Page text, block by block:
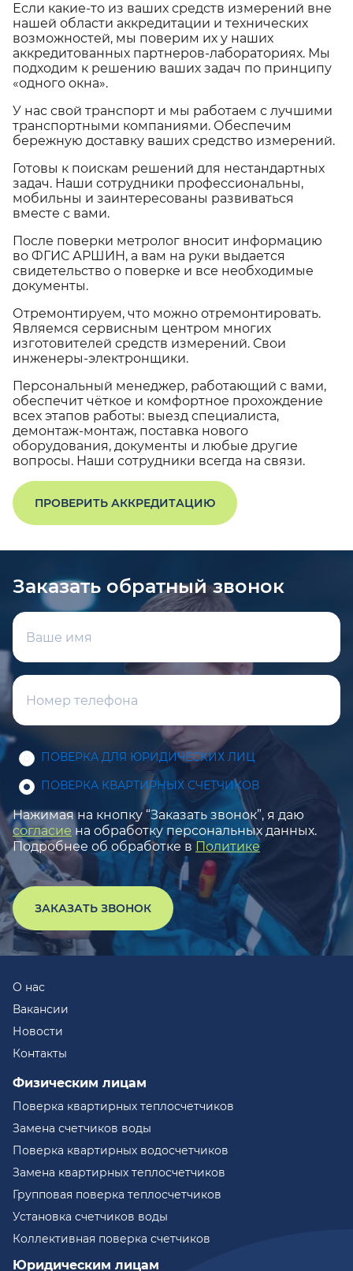
Если какие-то из ваших средств измерений вне
нашей области аккредитации и технических
возможностей, мы поверим их у наших
аккредитованных партнеров-лабораториях. Мы
подходим к решению ваших задач по принципу
«одного окна».
У нас свой транспорт и мы работаем с лучшими
транспортными компаниями. Обеспечим
бережную доставку ваших средство измерений.
Готовы к поискам решений для нестандартных
задач. Наши сотрудники профессиональны,
мобильны и заинтересованы развиваться
вместе с вами.
После поверки метролог вносит информацию
во ФГИС АРШИН, а вам на руки выдается
свидетельство о поверке и все необходимые
документы.
Отремонтируем, что можно отремонтировать.
Являемся сервисным центром многих
изготовителей средств измерений. Свои
инженеры-электронщики.
Персональный менеджер, работающий с вами,
обеспечит чёткое и комфортное прохождение
всех этапов работы: выезд специалиста,
демонтаж-монтаж, поставка нового
оборудования, документы и любые другие
вопросы. Наши сотрудники всегда на связи.
ПРОВЕРИТЬ АККРЕДИТАЦИЮ
Заказать обратный звонок
ПОВЕРКА ДЛЯ ЮРИДИЧЕСКИХ ЛИЦ
ПОВЕРКА КВАРТИРНЫХ СЧЕТЧИКОВ
Нажимая на кнопку “Заказать звонок”, я даю
согласие на обработку персональных данных.
Подробнее об обработке в Политике
ЗАКАЗАТЬ ЗВОНОК
О нас
Вакансии
Новости
Контакты
Физическим лицам
Поверка квартирных теплосчетчиков
Замена счетчиков воды
Поверка квартирных водосчетчиков
Замена квартирных теплосчетчиков
Групповая поверка теплосчетчиков
Установка счетчиков воды
Коллективная поверка счетчиков
Юридическим лицам